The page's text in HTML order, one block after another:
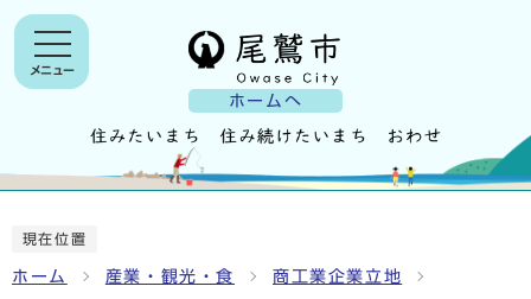
ホームへ
メニュー
現在位置
ホーム 産業・観光・食 商工業企業立地